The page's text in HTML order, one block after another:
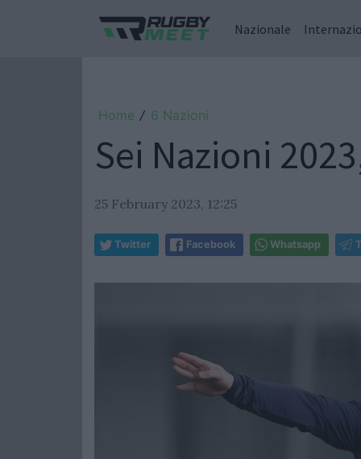
Nazionale
Home / 6 Nazioni
Sei Nazioni
25 February 2023, 12:25
Twitter Facebook Whatsapp